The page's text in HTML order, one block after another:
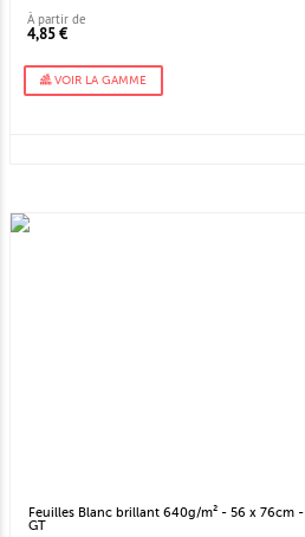
À partir de
4,85 €
VOIR LA GAMME
Feuilles Blanc brillant 640g/m² - 56 x 76cm -
GT